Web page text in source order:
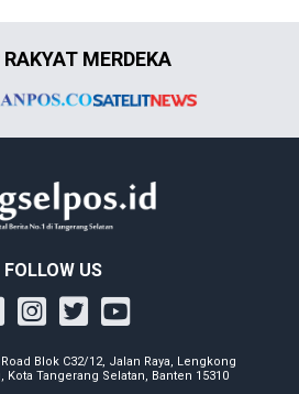
RAKYAT MERDEKA
FOLLOW US
Blok C32/12, Jalan Raya, Lengkong
Kota Tangerang Selatan, Banten 15310